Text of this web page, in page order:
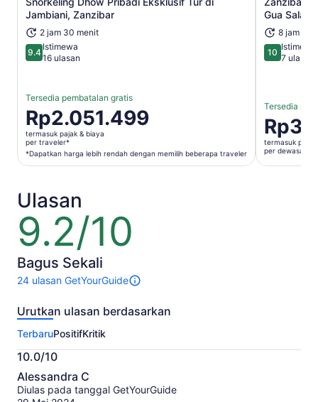
Jambiani, Zanzibar
2 jam 30 menit
9.49.4 dari 10
Istimewa
16 ulasan
Tersedia pembatalan gratis
Harga
Rp2.051.499
per
traveler*
*Dapatkan
lebih
rendah
dengan
memilih
beberapa
traveler
Rp2.051.499
termasuk pajak & biaya
per traveler*
*Dapatkan harga lebih rendah dengan memilih beberapa traveler
Gua
8 jam
1010 dari 10
Istimewa
7 ulasan
Tersedia
Harga
per
dewasa
termasuk pajak
per dewasa
Ulasan
9.2/10
9.2
dari
10
Bagus Sekali
24 ulasan GetYourGuide
24
untuk
ini.
Informasi
lebih
lanjut
tentang
Urutkan ulasan berdasarkan
TerbaruPositifKritik
10.0/10
10.0
dari
10
Alessandra C
Diulas pada tanggal GetYourGuide